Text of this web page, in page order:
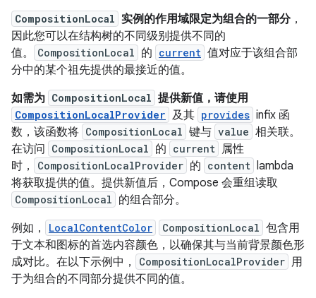
CompositionLocal 实例的作用域限定为组合的一部分，
因此您可以在结构树的不同级别提供不同的
值。
CompositionLocal 的 current 值对应于该组合部
分中的某个祖先提供的最接近的值。
如需为 CompositionLocal 提供新值，请使用
CompositionLocalProvider 及其 provides infix 函
数，该函数将 CompositionLocal 键与 value 相关联。
在访问
CompositionLocal 的 current 属性
时，
CompositionLocalProvider 的 content lambda
将获取提供的值。提供新值后，Compose 会重组读取
CompositionLocal 的组合部分。
例如，
LocalContentColor CompositionLocal 包含用
于文本和图标的首选内容颜色，以确保其与当前背景颜色形
成对比。在以下示例中，
CompositionLocalProvider 用
于为组合的不同部分提供不同的值。